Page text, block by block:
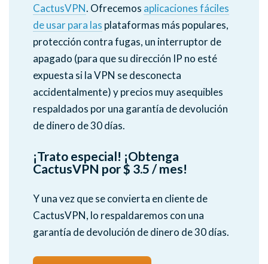
CactusVPN. Ofrecemos aplicaciones fáciles
de usar para las plataformas más populares,
protección contra fugas, un interruptor de
apagado (para que su dirección IP no esté
expuesta si la VPN se desconecta
accidentalmente) y precios muy asequibles
respaldados por una garantía de devolución
de dinero de 30 días.
¡Trato especial! ¡Obtenga
CactusVPN por $ 3.5 / mes!
Y una vez que se convierta en cliente de
CactusVPN, lo respaldaremos con una
garantía de devolución de dinero de 30 días.